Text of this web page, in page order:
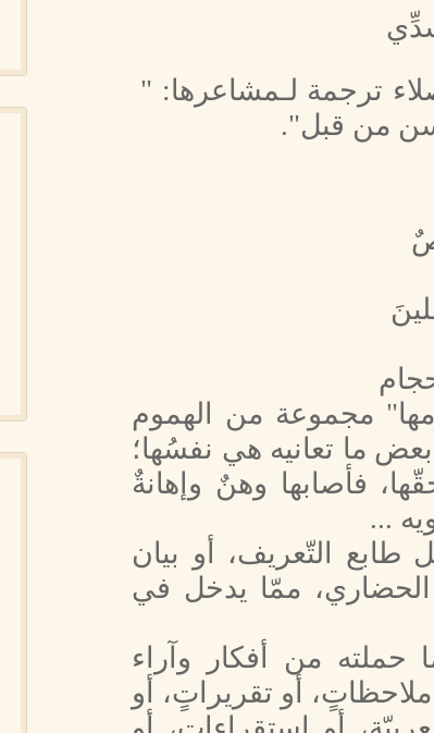
ترجمة لـمشاعرها: "
من قبل".
مجموعة من الهموم
ما تعانيه هي نفسُها؛
فأصابها وهنٌ وإهانةٌ
...
طابع التّعريف، أو بيان
الحضاري، ممّا يدخل في
حملته من أفكار وآراء
أو تقريراتٍ، أو